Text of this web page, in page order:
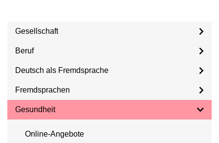
Gesellschaft
Beruf
Deutsch als Fremdsprache
Fremdsprachen
Gesundheit
Online-Angebote